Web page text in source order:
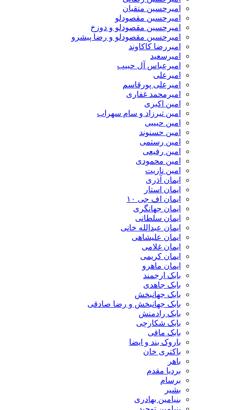
امیرحسین متقیان
امیرحسین مقصودلو
امیرحسین مقصودلو و دوزخ
امیرحسین مقصودلو و رضا پیشرو
امیررضا کاکاوند
امیرسعید
امیرعباس آل حبیب
امیرعلی
امیرعلی پورقاسم
امیرمحمد غفاری
امین اکبری
امین تیرزاد و سام سهراب
امین حبیبی
امین حسنوند
امین رستمی
امین رفیعی
امین محمودی
امین ناریت
ایمان آذری
ایمان استار
ایمان اف جی ۱۰
ایمان جهانگری
ایمان سلطانی
ایمان عبدالله خانی
ایمان علیشاهی
ایمان غلامی
ایمان کریمی
ایمان ماهرو
بابک ارجمند
بابک جاهدی
بابک جهانبخش
بابک جهانبخش و رضا صادقی
بابک رادمنش
بابک شکارچی
بابک مافی
باروک بند و ایضا
باکتری خان
باهر
بردیا مقدم
برسام
بشیر
بنیامین بهادری